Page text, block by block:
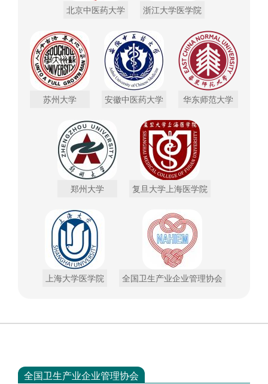
北京中医药大学 浙江大学医学院
苏州大学 安徽中医药大学 华东师范大学
郑州大学 复旦大学上海医学院
上海大学医学院 全国卫生产业企业管理协会
全国卫生产业企业管理协会